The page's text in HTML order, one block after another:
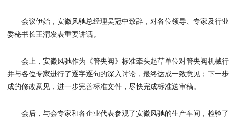
会议伊始，安徽风驰总经理吴冠中致辞，对各位领导、专家及行
委秘书长王渭发表重要讲话。
会上，安徽风驰作为《管夹阀》标准牵头起草单位对管夹阀机械
并与各位专家进行了逐字逐句的深入讨论，最终达成一致意见；下一
成的修改意见，进一步完善标准文件，尽快完成标准送审稿。
会后，与会专家和各企业代表参观了安徽风驰的生产车间，检验